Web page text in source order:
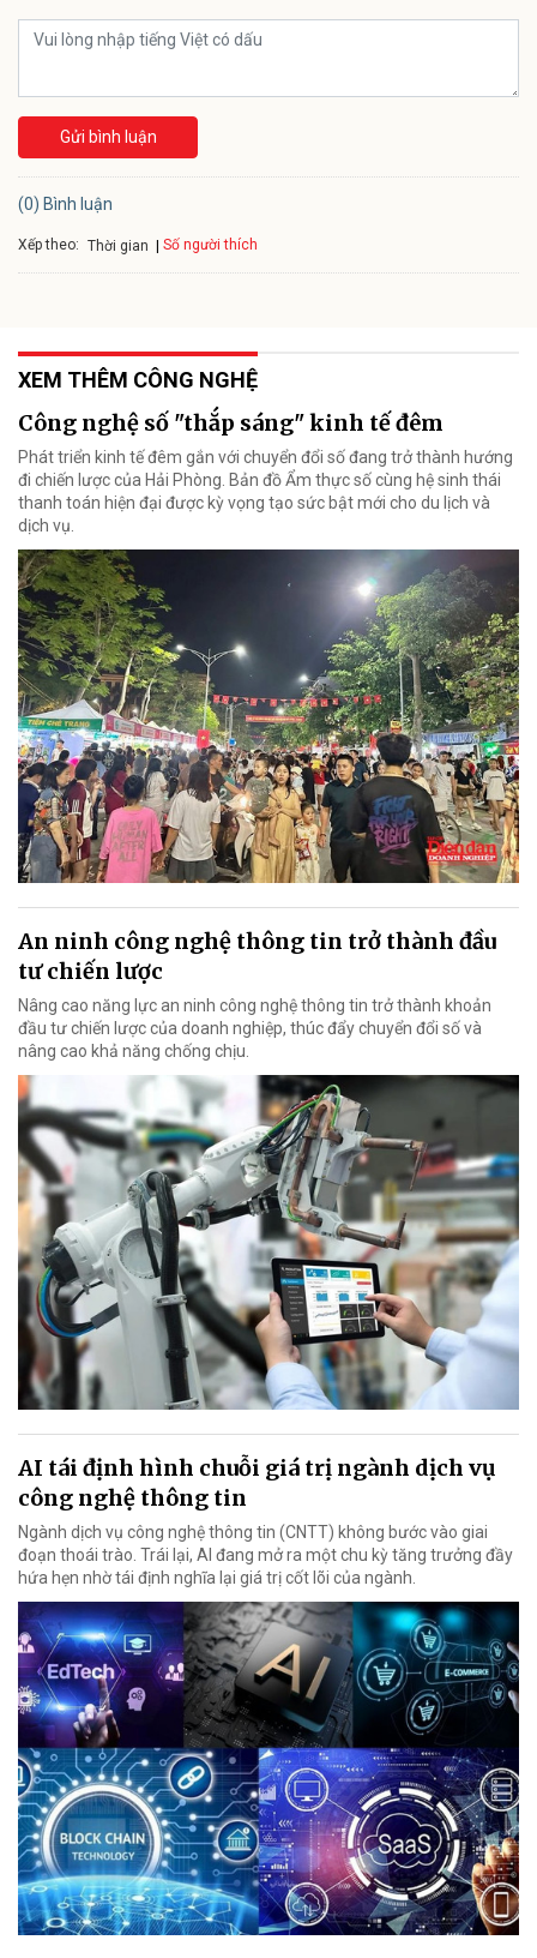
Gửi bình luận
(0) Bình luận
Xếp theo: Thời gian Số người thích
XEM THÊM CÔNG NGHỆ
Công nghệ số "thắp sáng" kinh tế đêm
Phát triển kinh tế đêm gắn với chuyển đổi số đang trở thành hướng
đi chiến lược của Hải Phòng. Bản đồ Ẩm thực số cùng hệ sinh thái
thanh toán hiện đại được kỳ vọng tạo sức bật mới cho du lịch và
dịch vụ.
An ninh công nghệ thông tin trở thành đầu
tư chiến lược
Nâng cao năng lực an ninh công nghệ thông tin trở thành khoản
đầu tư chiến lược của doanh nghiệp, thúc đẩy chuyển đổi số và
nâng cao khả năng chống chịu.
AI tái định hình chuỗi giá trị ngành dịch vụ
công nghệ thông tin
Ngành dịch vụ công nghệ thông tin (CNTT) không bước vào giai
đoạn thoái trào. Trái lại, AI đang mở ra một chu kỳ tăng trưởng đầy
hứa hẹn nhờ tái định nghĩa lại giá trị cốt lõi của ngành.